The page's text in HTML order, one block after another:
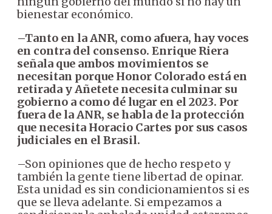
bienestar económico.
–Tanto en la ANR, como afuera, hay voces
en contra del consenso. Enrique Riera
señala que ambos movimientos se
necesitan porque Honor Colorado está en
retirada y Añetete necesita culminar su
gobierno a como dé lugar en el 2023. Por
fuera de la ANR, se habla de la protección
que necesita Horacio Cartes por sus casos
judiciales en el Brasil.
–Son opiniones que de hecho respeto y
también la gente tiene libertad de opinar.
Esta unidad es sin condicionamientos si es
que se lleva adelante. Si empezamos a